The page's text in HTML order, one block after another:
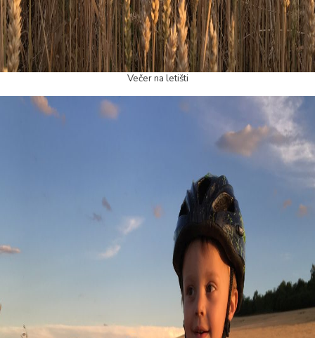
Večer na letišti